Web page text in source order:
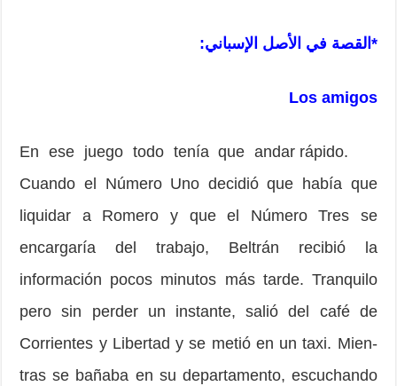
*القصة في الأصل الإسباني:
Los amigos
En ese juego todo tenía que andar rápido.
Cuando el Número Uno decidió que había que
liquidar a Romero y que el Número Tres se
encargaría del trabajo, Bel­trán recibió la
información pocos minutos más tarde. Tranquilo
pero sin perder un instante, salió del café de
Corrientes y Libertad y se metió en un taxi. Mien­
tras se bañaba en su departamento, escuchando